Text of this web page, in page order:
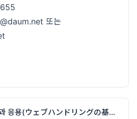
또는
웹 핸들링의 기초이론과 응용(ウェブハンドリングの基礎理論と応用)